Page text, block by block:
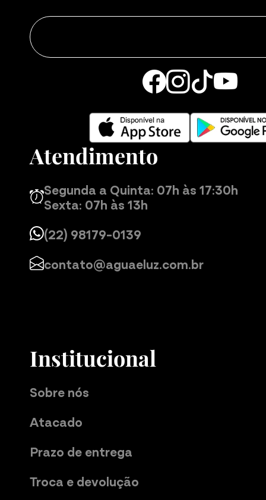
Atendimento
Segunda a Quinta: 07h às 17:30h
Sexta: 07h às 13h
(22) 98179-0139
contato@aguaeluz.com.br
Institucional
Sobre nós
Atacado
Prazo de entrega
Troca e devolução